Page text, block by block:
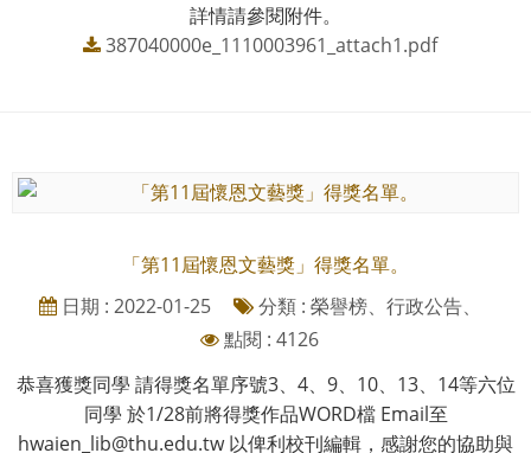
詳情請參閱附件。
387040000e_1110003961_attach1.pdf
「第11屆懷恩文藝獎」得獎名單。
日期 : 2022-01-25
分類 : 榮譽榜、行政公告、
點閱 : 4126
恭喜獲獎同學 請得獎名單序號3、4、9、10、13、14等六位
同學 於1/28前將得獎作品WORD檔 Email至
hwaien_lib@thu.edu.tw 以俾利校刊編輯，感謝您的協助與